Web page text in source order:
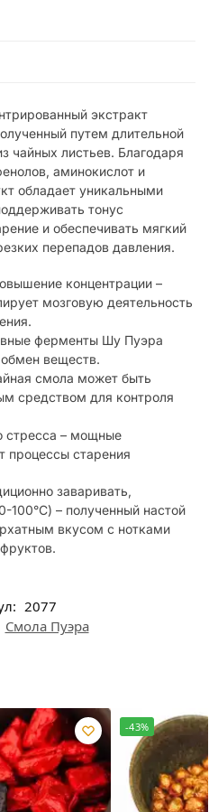
экстракт
путем длительной
чайных листьев. Благодаря
аминокислот и
обладает уникальными
тонус
и обеспечивать мягкий
перепадов давления.
концентрации –
мозговую деятельность
ферменты Шу Пуэра
веществ.
смола может быть
средством для контроля
стресса – мощные
процессы старения
заваривать,
100°C) – полученный настой
вкусом с нотками
2077
Смола Пуэра
-43%